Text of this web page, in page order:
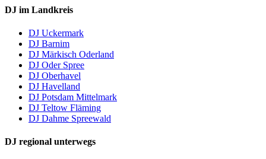
DJ im Landkreis
DJ Uckermark
DJ Barnim
DJ Märkisch Oderland
DJ Oder Spree
DJ Oberhavel
DJ Havelland
DJ Potsdam Mittelmark
DJ Teltow Fläming
DJ Dahme Spreewald
DJ regional unterwegs